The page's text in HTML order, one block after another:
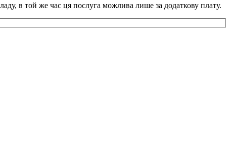
в той же час ця послуга можлива лише за додаткову плату.